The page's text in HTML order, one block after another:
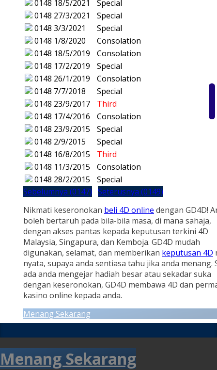
0148 18/5/2021
Special
0148 27/3/2021
Special
0148 3/3/2021
Special
0148 1/8/2020
Consolation
0148 18/5/2019
Consolation
0148 17/2/2019
Special
0148 26/1/2019
Consolation
0148 7/7/2018
Special
0148 23/9/2017
Third
0148 17/4/2016
Consolation
0148 23/9/2015
Special
0148 2/9/2015
Special
0148 16/8/2015
Third
0148 11/3/2015
Consolation
0148 28/2/2015
Special
Sebelumnya (0147) Seterusnya (0149)
Nikmati keseronokan beli 4D online dengan GD4D!
boleh bertaruh pada bila-bila masa, di mana sahaja,
dengan akses pantas kepada keputusan terkini 4D
Malaysia, Singapura, dan Kemboja. GD4D mudah
digunakan, selamat, dan memberikan keputusan 4D
nyata, supaya anda sentiasa tahu jika anda menang.
ada anda mengejar hadiah besar atau sekadar suka
dengan keseronokan, GD4D membawa 4D dan
kasino online kepada anda.
Menang Sekarang
Menang Sekarang